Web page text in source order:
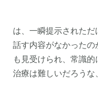
は、一瞬提示された
話す内容がなかったの
も見受けられ、常識
治療は難しいだろうな